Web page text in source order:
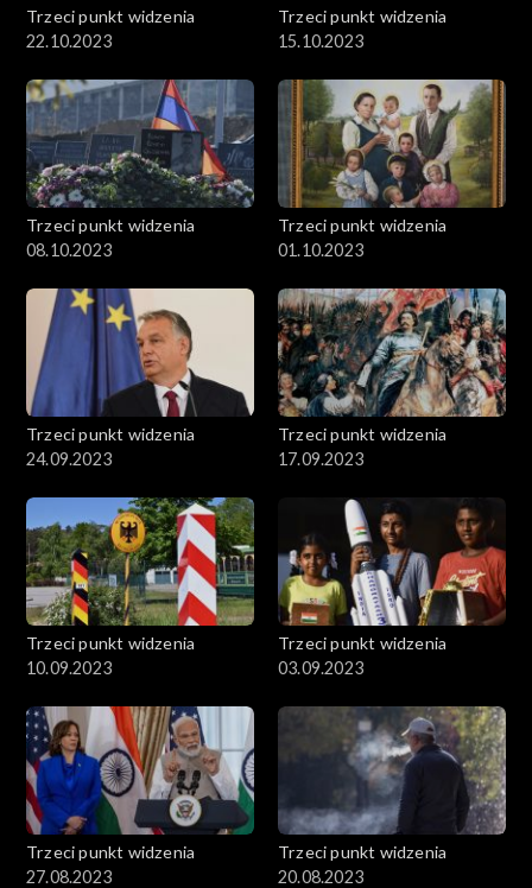
Trzeci punkt widzenia
22.10.2023
Trzeci punkt widzenia
15.10.2023
Trzeci punkt widzenia
08.10.2023
Trzeci punkt widzenia
01.10.2023
Trzeci punkt widzenia
24.09.2023
Trzeci punkt widzenia
17.09.2023
Trzeci punkt widzenia
10.09.2023
Trzeci punkt widzenia
03.09.2023
Trzeci punkt widzenia
27.08.2023
Trzeci punkt widzenia
20.08.2023